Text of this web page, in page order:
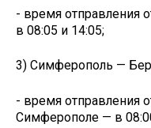
- время отправления
в 08:05 и 14:05;
3) Симферополь —
- время отправления
Симферополе — в